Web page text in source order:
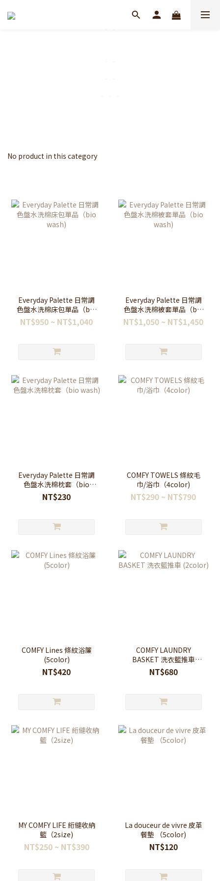
No product in this category
Everyday Palette 日常調
色盤水洗棉床包單品（bio
wash)
NT$950 ~ NT$1,040
Everyday Palette 日常調
色盤水洗棉被套單品（bio
wash)
NT$1,050 ~ NT$1,450
Everyday Palette 日常調
色盤水洗棉枕套（bio
wash)
NT$230
COMFY TOWELS 條紋毛
巾/浴巾（4color)
NT$290 ~ NT$790
COMFY Lines 條紋浴簾
(5color)
NT$420
COMFY LAUNDRY
BASKET 洗衣籃推車
(2color)
NT$680
MY COMFY LIFE 絎縫收納
籃（2size)
NT$250 ~ NT$390
La douceur de vivre 皮革
餐墊 （5color)
NT$120